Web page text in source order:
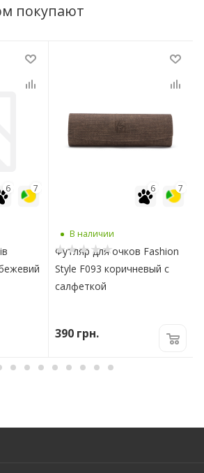
покупают
7
6 7
6
В наличии
Футляр для очков Fashion
Style F093 коричневый с
салфеткой
390 грн.